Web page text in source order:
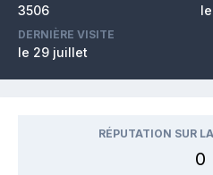
3506
DERNIÈRE VISITE
le 29 juillet
RÉPUTATION SUR
0